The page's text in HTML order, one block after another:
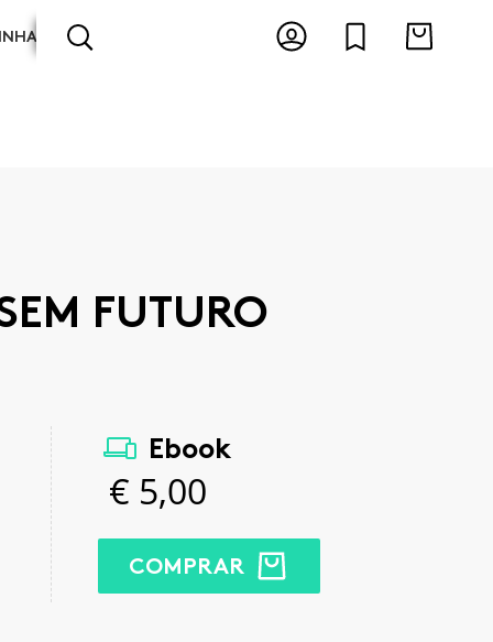
ARTES E ESPECTÁCULOS ANTOLOGIAS
FUTURO
Ebook
€ 5,00
COMPRAR